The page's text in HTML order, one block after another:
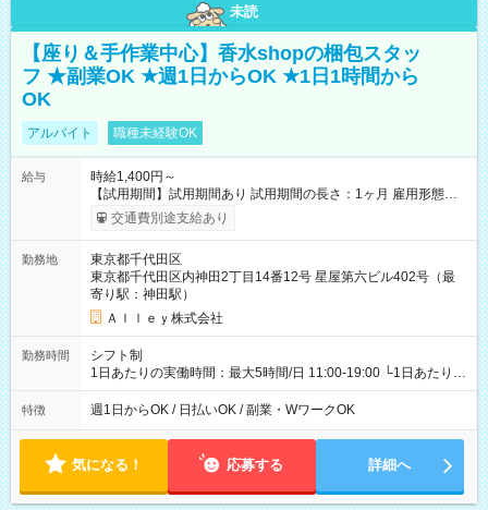
未読
【座り＆手作業中心】香水shopの梱包スタッ
フ ★副業OK ★週1日からOK ★1日1時間から
OK
アルバイト 職種未経験OK
給与
時給1,400円～
【試用期間】試用期間あり 試用期間の長さ：1ヶ月 雇用形態、
給与は本採用時と同じです。
交通費別途支給あり
勤務地
東京都千代田区
東京都千代田区内神田2丁目14番12号 星屋第六ビル402号（最
寄り駅：神田駅）
Ａｌｌｅｙ株式会社
勤務時間
シフト制
1日あたりの実働時間：最大5時間/日 11:00-19:00 └1日あたりの
実働時間：1-5時間 └上記の時間帯内であれば、いつでも勤務可
能！ └平日・土曜日の中で、お好きな曜日でご勤務いただけま
18:00 などのように、自由な働き方が可能なお仕事です！
特徴 週1日からOK / 日払いOK / 副業・WワークOK
気になる！ 応募する 詳細へ